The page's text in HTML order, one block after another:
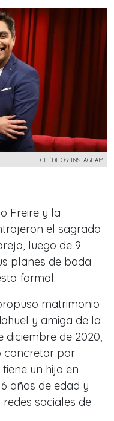
CRÉDITOS: INSTAGRAM
Freire y la
el sagrado
luego de 9
planes de boda
formal.
matrimonio
y amiga de la
diciembre de 2020,
concretar por
un hijo en
años de edad y
sociales de